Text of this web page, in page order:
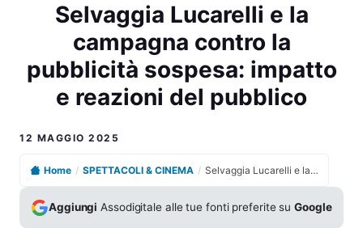
Selvaggia Lucarelli e la
campagna contro la
pubblicità sospesa: impatto
e reazioni del pubblico
12 MAGGIO 2025
Home / SPETTACOLI & CINEMA / Selvaggia Lucarelli e la campagna contro la pubblicità sospesa: impatto e reazioni del pubblico
Aggiungi Assodigitale alle tue fonti preferite suGoogle